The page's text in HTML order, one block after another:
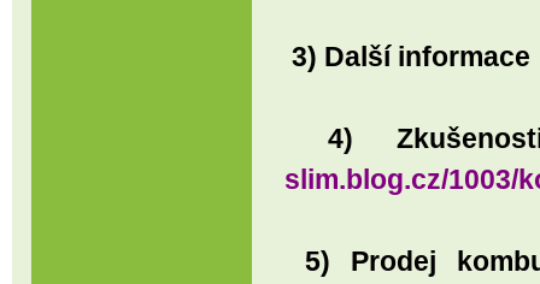
3) Další
4)
slim.blog.cz/1003/
5) Prodej